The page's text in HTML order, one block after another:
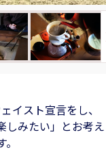
イスト宣言をし、
しみたい」とお考え